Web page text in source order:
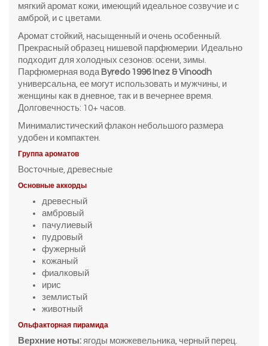
мягкий аромат кожи, имеющий идеальное созвучие и с
амброй, и с цветами.
Аромат стойкий, насыщенный и очень особенный.
Прекрасный образец нишевой парфюмерии. Идеально
подходит для холодных сезонов: осени, зимы.
Парфюмерная вода Byredo 1996 Inez & Vinoodh
универсальна, ее могут использовать и мужчины, и
женщины как в дневное, так и в вечернее время.
Долговечность: 10+ часов.
Минималистический флакон небольшого размера
удобен и компактен.
Группа ароматов
Восточные, древесные
Основные аккорды
древесный
амбровый
пачулиевый
пудровый
фужерный
кожаный
фиалковый
ирис
землистый
животный
Ольфакторная пирамида
Верхние ноты: ягоды можжевельника, черный перец.